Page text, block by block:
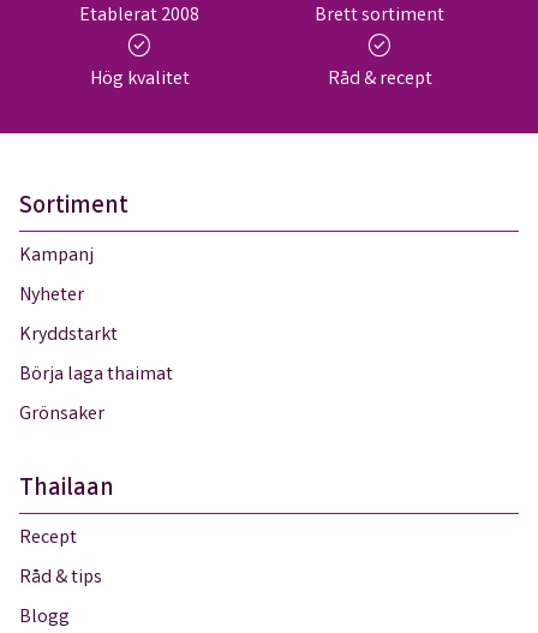
Etablerat 2008 Brett sortiment
check_circle
Hög kvalitet
check_circle
Råd & recept
Sortiment
Kampanj
Nyheter
Kryddstarkt
Börja laga thaimat
Grönsaker
Thailaan
Recept
Råd & tips
Blogg